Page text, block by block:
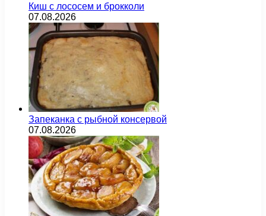
Киш с лососем и брокколи
07.08.2026
Запеканка с рыбной консервой
07.08.2026